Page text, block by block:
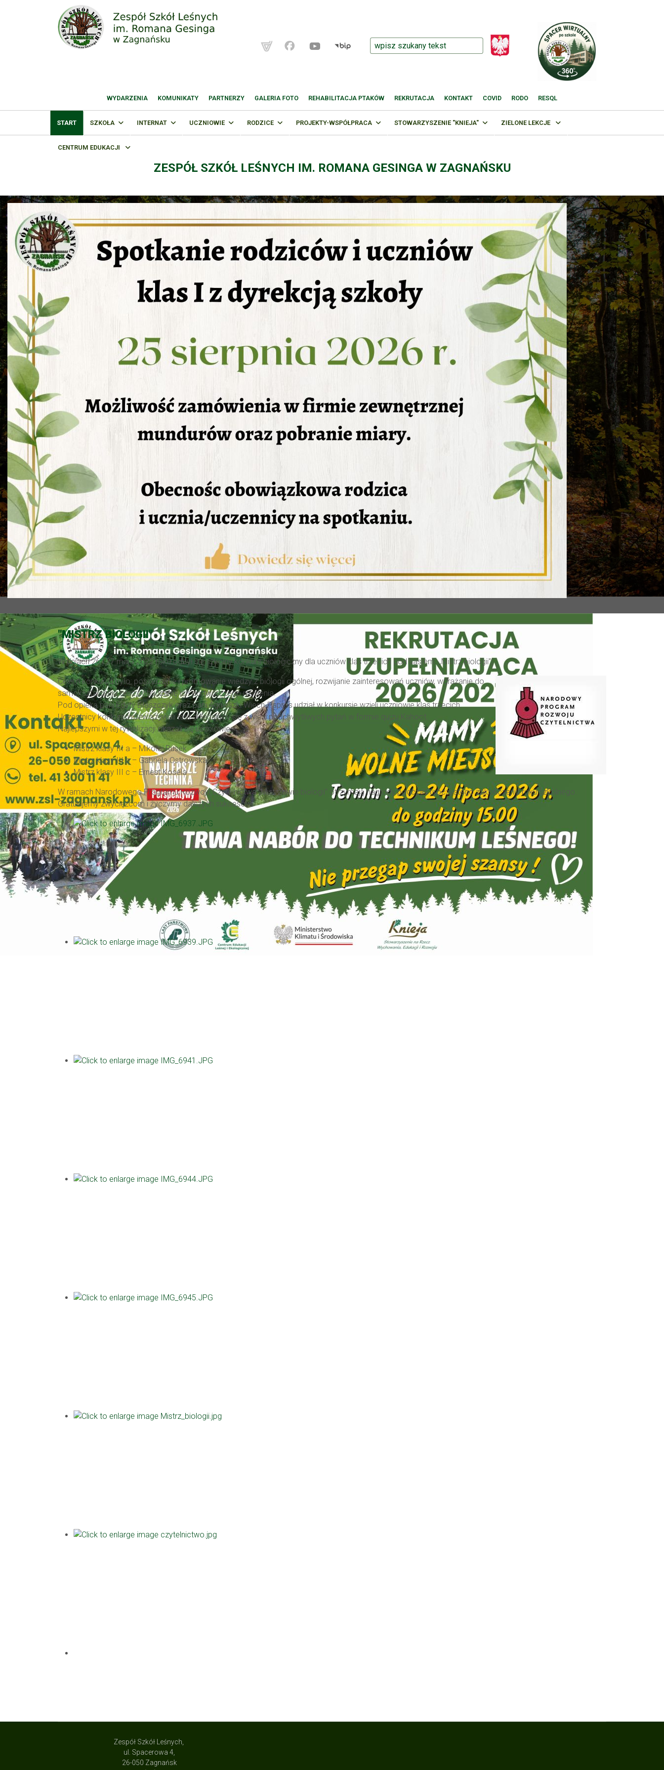
WYDARZENIA KOMUNIKATY PARTNERZY GALERIA FOTO REHABILITACJA PTAKÓW REKRUTACJA KONTAKT COVID RODO RESQL
START SZKOŁA INTERNAT UCZNIOWIE RODZICE PROJEKTY-WSPÓŁPRACA STOWARZYSZENIE "KNIEJA" ZIELONE LEKCJE
CENTRUM EDUKACJI
ZESPÓŁ SZKÓŁ LEŚNYCH IM. ROMANA GESINGA W ZAGNAŃSKU
"MISTRZ BIOLOGII"
W dniach 26 i 27 maja 2022 roku odbył się szkolny konkurs biologiczny dla uczniów klas trzecich pod hasłem: ,,Mistrz biologii”.
Celem konkursu było: poszerzenie i promowanie wiedzy z biologii ogólnej, rozwijanie zainteresowań uczniów, wdrażanie do
samokształcenia oraz pobudzanie ich do twórczego myślenia.
Pod opieką pani Edyty Błaszczyk oraz pani Agnieszki Wiech-Papros udział w konkursie wzięli uczniowie klas trzecich.
Uczestnicy konkursu rozwiązywali test składający się z wielu podchwytliwych pytań w formie quizu Kahoot.
Najlepszymi w tej rywalizacji okazali się uczniowie:
Mistrz klasy III a – Mikołaj Rusek
Mistrz klasy III b – Gabriela Ostrowska
Mistrz klasy III c – Ernest Kosela
W ramach Narodowego Programu Rozwoju Czytelnictwa „Mistrzowie biologii” otrzymają nagrody podczas uroczystego zakończeniu roku szkolnego.
Gratulujemy zwycięzcom i życzymy dalszych sukcesów.
Zespół Szkół Leśnych,
ul. Spacerowa 4,
26-050 Zagnańsk